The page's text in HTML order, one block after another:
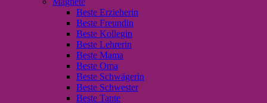
Beste Erzieherin
Beste Freundin
Beste Kollegin
Beste Lehrerin
Beste Mama
Beste Oma
Beste Schwägerin
Beste Schwester
Beste Tante